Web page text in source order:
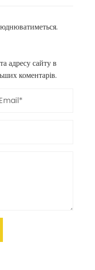
адресу сайту в
коментарів.